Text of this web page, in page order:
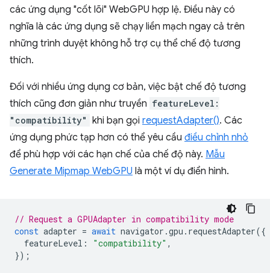
các ứng dụng "cốt lõi" WebGPU hợp lệ. Điều này có
nghĩa là các ứng dụng sẽ chạy liền mạch ngay cả trên
những trình duyệt không hỗ trợ cụ thể chế độ tương
thích.
Đối với nhiều ứng dụng cơ bản, việc bật chế độ tương
thích cũng đơn giản như truyền featureLevel:
"compatibility" khi bạn gọi requestAdapter(). Các
ứng dụng phức tạp hơn có thể yêu cầu điều chỉnh nhỏ
để phù hợp với các hạn chế của chế độ này. Mẫu
Generate Mipmap WebGPU là một ví dụ điển hình.
// Request a GPUAdapter in compatibility mode
const adapter = await navigator .gpu . requestAdapter({
featureLevel : "compatibility" ,
});